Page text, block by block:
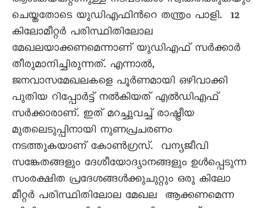
ചെയ്തതോടെ യുഡിഎഫിന്‍റെ തന്ത്രം പാളി. 12
കിലോമീറ്റര്‍ പരിസ്ഥിതിലോല
മേഖലയാക്കണമെന്നാണ് യുഡിഎഫ് സര്‍ക്കാര്‍
തീരുമാനിച്ചിരുന്നത്. എന്നാല്‍,
ജനവാസമേഖലകളെ പൂര്‍ണമായി ഒഴിവാക്കി
പുതിയ റിപ്പോര്‍ട്ട് നല്‍കിയത് എല്‍ഡിഎഫ്
സര്‍ക്കാരാണ്. ഇത് മറച്ചുവച്ച് രാഷ്ട്രീയ
മുതലെടുപ്പിനായി നുണപ്രചരണം
നടത്തുകയാണ് കോണ്‍ഗ്രസ്. വന്യജീവി
സങ്കേതങ്ങളും ദേശീയോദ്യാനങ്ങളും ഉള്‍പ്പെടുന്ന
സംരക്ഷിത പ്രദേശങ്ങള്‍ക്കുചുറ്റും ഒരു കിലോ
മീറ്റര്‍ പരിസ്ഥിതിലോല മേഖല ആക്കണമെന്ന